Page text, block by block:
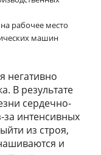
рабочее место
машин
негативно
В результате
сердечно-
за интенсивных
из строя,
и